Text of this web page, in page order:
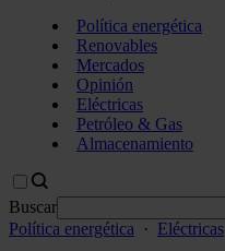
Política energética
Renovables
Mercados
Opinión
Eléctricas
Petróleo & Gas
Almacenamiento
Buscar
Política energética
· Eléctricas